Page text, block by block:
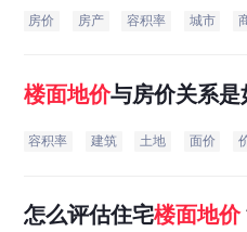
房价 房产 容积率 城市
楼面地价与房价关系是
容积率 建筑 土地 面价
怎么评估住宅楼面地价